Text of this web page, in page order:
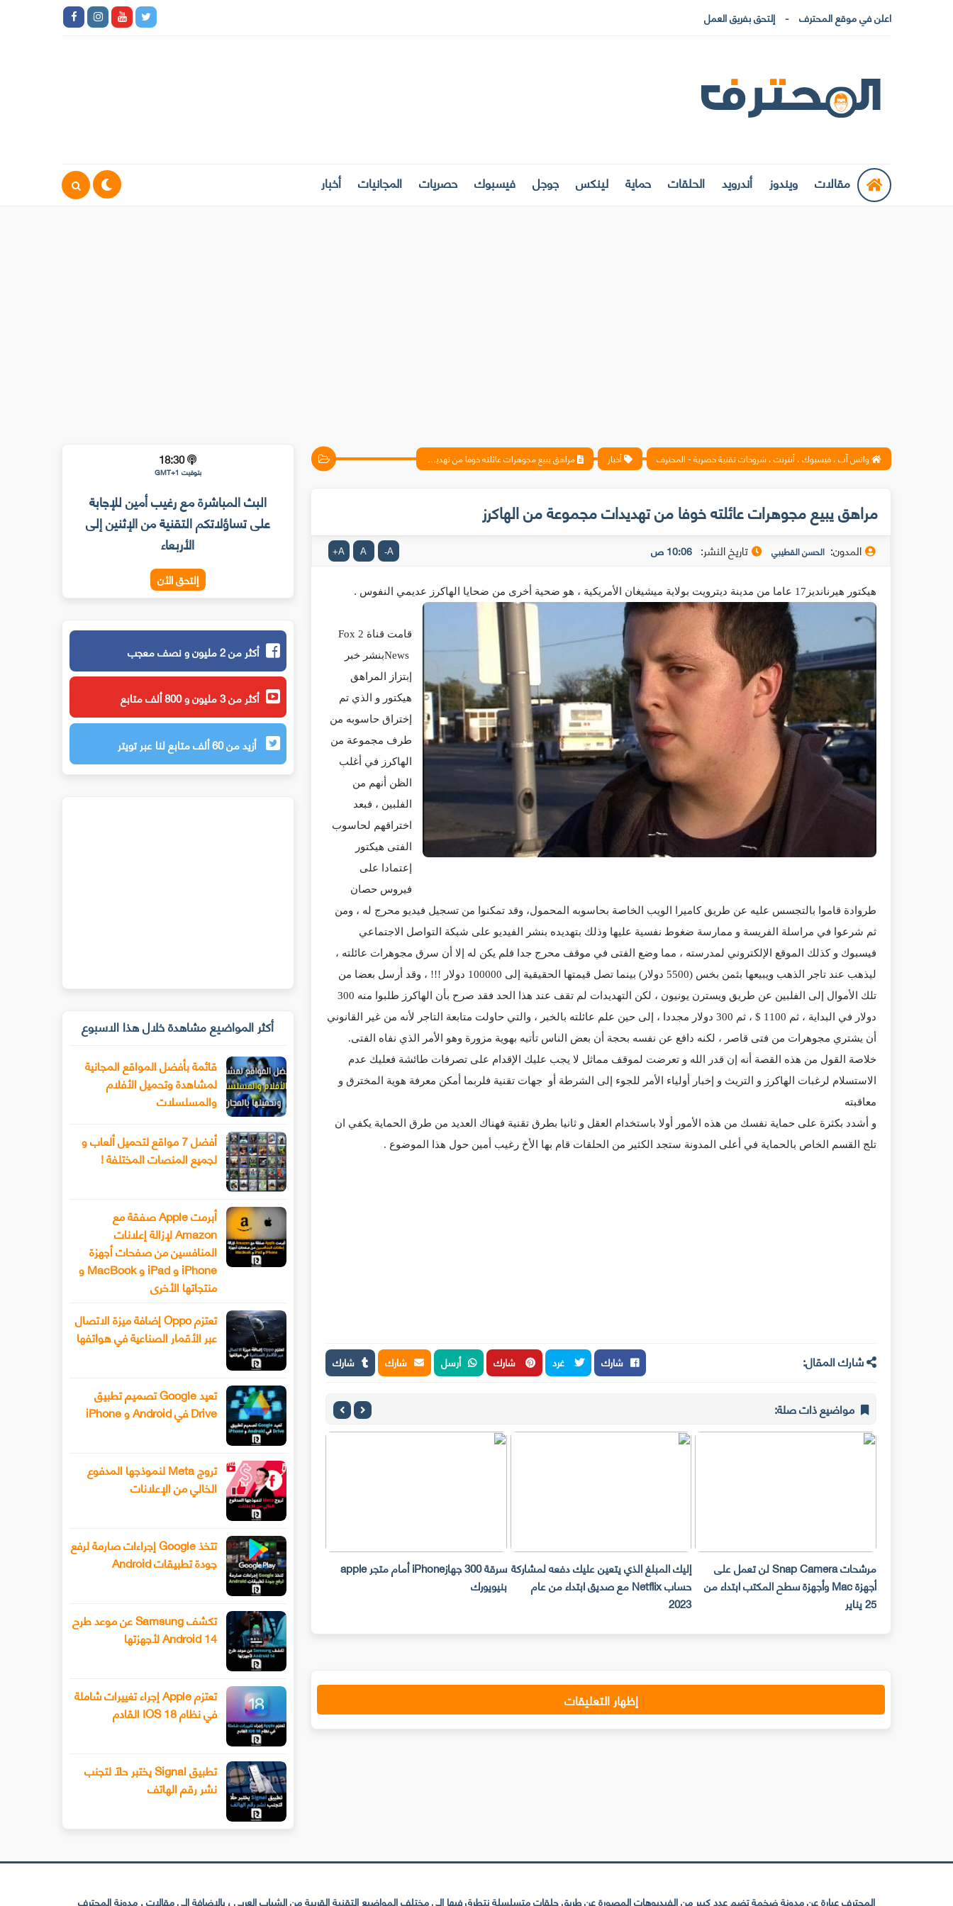
اعلن في موقع المحترف إلتحق بفريق العمل
مقالات ويندوز أندرويد الحلقات حماية لينكس جوجل فيسبوك حصريات المجانيات أخبار
واتس آب ، فيسبوك ، أنترنت ، شروحات تقنية حصرية - المحترف أخبار مراهق يبيع مجوهرات عائلته خوفا من تهديدات مجموعة من الهاكرز
مراهق يبيع مجوهرات عائلته خوفا من تهديدات مجموعة من الهاكرز
المدون: الحسن القطيبي تاريخ النشر: 10:06 ص A
-
A
A
+
هيكتور هيرنانديز17 عاما من مدينة ديترويت بولاية ميشيغان الأمريكية ، هو ضحية أخرى من ضحايا الهاكرز عديمي النفوس .
قامت قناة Fox 2
Newsبنشر خبر
إبتزاز المراهق
هيكتور و الذي تم
إختراق حاسوبه من
طرف مجموعة من
الهاكرز في أغلب
الظن أنهم من
الفلبين ، فبعد
اختراقهم لحاسوب
الفتى هيكتور
إعتمادا على
فيروس حصان
طروادة قاموا بالتجسس عليه عن طريق كاميرا الويب الخاصة بحاسوبه المحمول، وقد تمكنوا من تسجيل فيديو محرج له ، ومن
ثم شرعوا في مراسلة الفريسة و ممارسة ضغوط نفسية عليها وذلك بتهديده بنشر الفيديو على شبكة التواصل الاجتماعي
فيسبوك و كذلك الموقع الإلكتروني لمدرسته ، مما وضع الفتى في موقف محرج جدا فلم يكن له إلا أن سرق مجوهرات عائلته ،
ليذهب عند تاجر الذهب ويبيعها بثمن بخس (5500 دولار) بينما تصل قيمتها الحقيقية إلى 100000 دولار !!! ، وقد أرسل بعضا من
تلك الأموال إلى الفلبين عن طريق ويسترن يونيون ، لكن التهديدات لم تقف عند هذا الحد فقد صرح بأن الهاكرز طلبوا منه 300
دولار في البداية ، ثم 1100 $ ، ثم 300 دولار مجددا ، إلى حين علم عائلته بالخبر ، والتي حاولت متابعة التاجر لأنه من غير القانوني
أن يشتري مجوهرات من فتى قاصر ، لكنه دافع عن نفسه بحجة أن بعض الناس تأتيه بهوية مزورة وهو الأمر الذي نفاه الفتى.
خلاصة القول من هذه القصة أنه إن قدر الله و تعرضت لموقف مماثل لا يجب عليك الإقدام على تصرفات طائشة فعليك عدم
الاستسلام لرغبات الهاكرز و التريث و إخبار أولياء الأمر للجوء إلى الشرطة أو جهات تقنية فلربما أمكن معرفة هوية المخترق و
معاقبته
و أشدد بكثرة على حماية نفسك من هذه الأمور أولا باستخدام العقل و ثانيا بطرق تقنية فهناك العديد من طرق الحماية يكفي ان
تلج القسم الخاص بالحماية في أعلى المدونة ستجد الكثير من الحلقات قام بها الأخ رغيب أمين حول هذا الموضوع .
شارك المقال: شارك غرد شارك أرسل شارك شارك
مواضيع ذات صلة:
مرشحات Snap Camera لن تعمل على
أجهزة Mac وأجهزة سطح المكتب ابتداء من
25 يناير
إليك المبلغ الذي يتعين عليك دفعه لمشاركة
حساب Netflix مع صديق ابتداء من عام
2023
سرقة 300 جهازiPhone أمام متجر apple
بنيويورك
سيحصل هاتف Xiaomi 13 أخيرًا على عدسة
تليفوتوغرافي
إظهار التعليقات
18:30
بتوقيت GMT+1
البث المباشرة مع رغيب أمين للإجابة
على تساؤلاتكم التقنية من الإثنين إلى
الأربعاء
إلتحق الأن
أكثر من 2 مليون و نصف معجب
أكثر من 3 مليون و 800 ألف متابع
أزيد من 60 ألف متابع لنا عبر تويتر
أكثر المواضيع مشاهدة خلال هذا الاسبوع
قائمة بأفضل المواقع المجانية
لمشاهدة وتحميل الأفلام
والمسلسلات
أفضل 7 مواقع لتحميل ألعاب و
لجميع المنصات المختلفة !
أبرمت Apple صفقة مع
Amazon لإزالة إعلانات
المنافسين من صفحات أجهزة
iPhone و iPad و MacBook و
منتجاتها الأخرى
تعتزم Oppo إضافة ميزة الاتصال
عبر الأقمار الصناعية في هواتفها
تعيد Google تصميم تطبيق
Drive في Android و iPhone
تروج Meta لنموذجها المدفوع
الخالي من الإعلانات
تتخذ Google إجراءات صارمة لرفع
جودة تطبيقات Android
تكشف Samsung عن موعد طرح
Android 14 لأجهزتها
تعتزم Apple إجراء تغييرات شاملة
في نظام IOS 18 القادم
تطبيق Signal يختبر حلًا لتجنب
نشر رقم الهاتف
المحترف عبارة عن مدونة ضخمة تضم عدد كبير من الفيديوهات المصورة عن طريق حلقات متسلسلة نتطرق فيها إلى مختلف المواضيع التقنية القريبة من الشباب العربي ، بالإضافة إلى مقالات . مدونة المحترف